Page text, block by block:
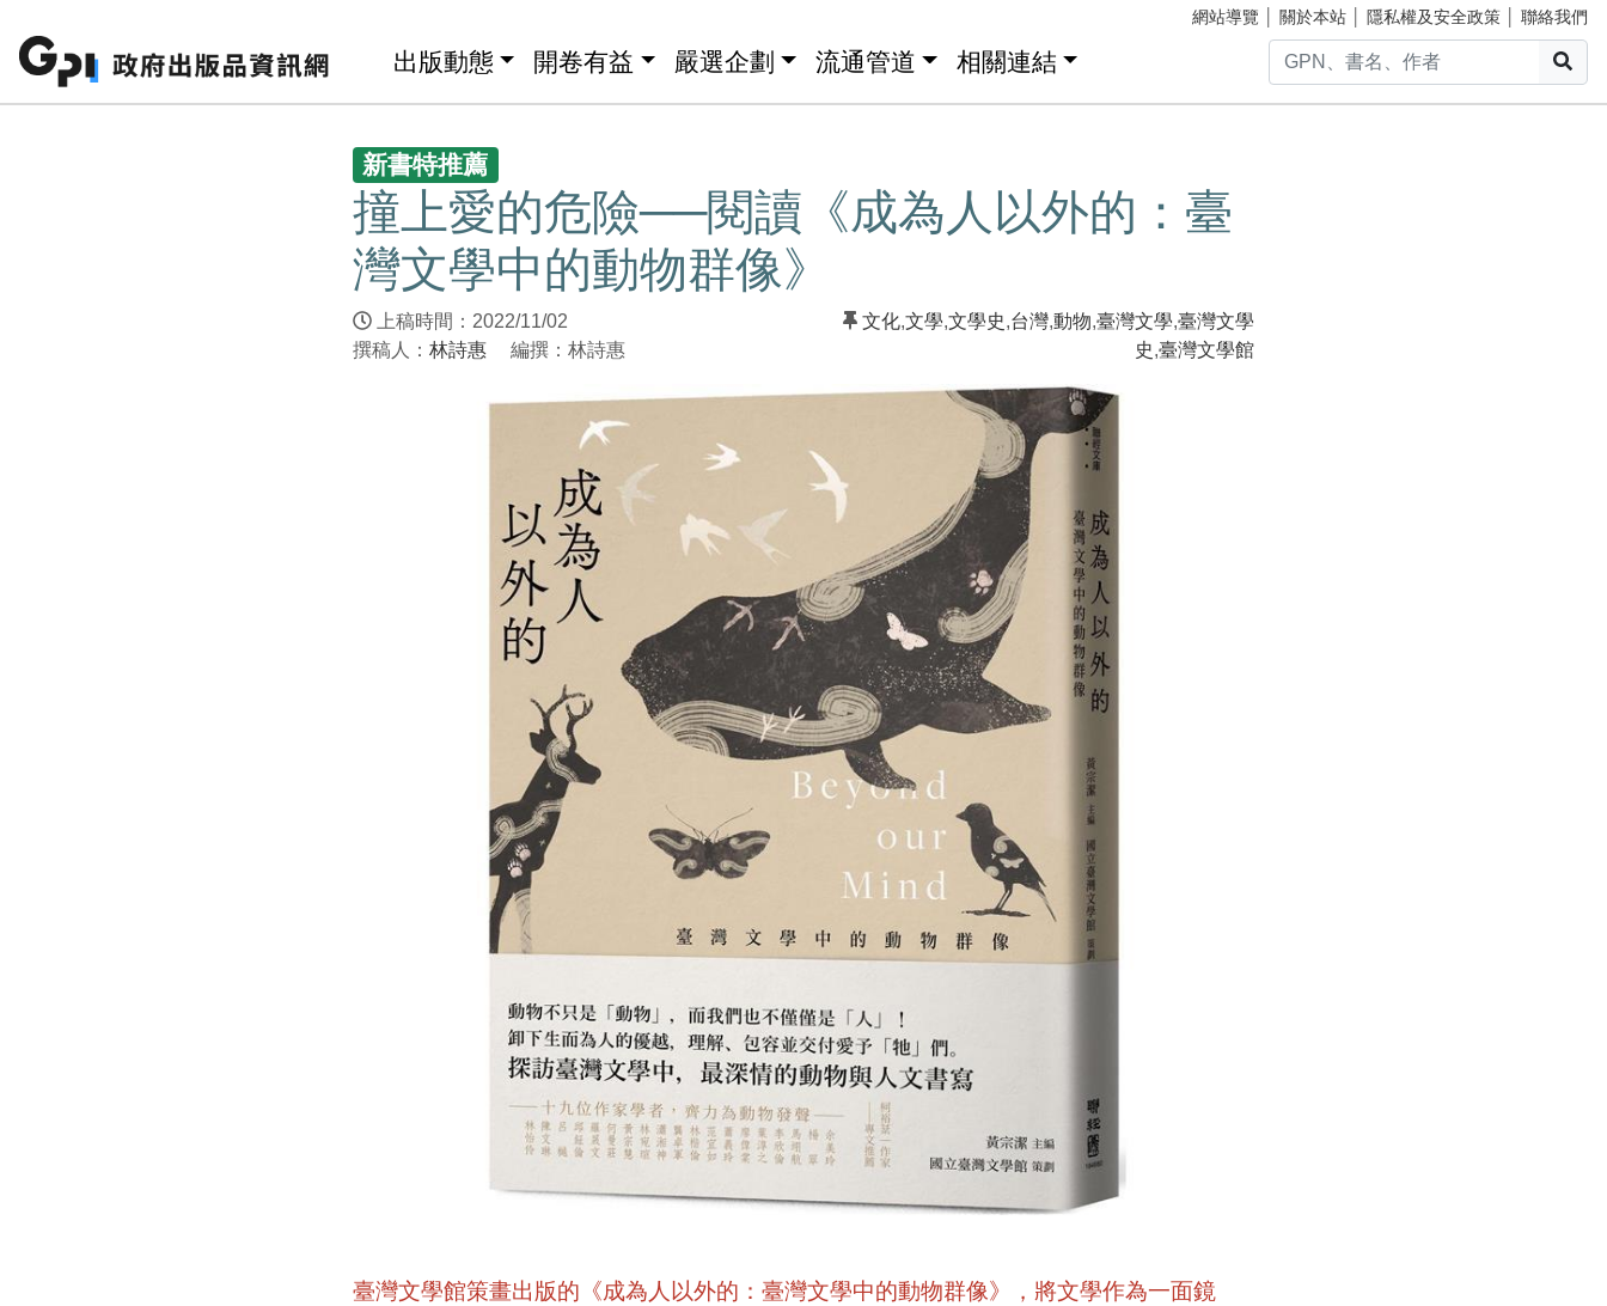
網站導覽 關於本站 隱私權及安全政策 聯絡我們
出版動態 開卷有益 嚴選企劃 流通管道 相關連結
新書特推薦
撞上愛的危險──閱讀《成為人以外的：臺
灣文學中的動物群像》
上稿時間：2022/11/02
撰稿人： 林詩惠 編撰：林詩惠
文化,文學,文學史,台灣,動物,臺灣文學,臺灣文學
史,臺灣文學館
臺灣文學館策畫出版的《成為人以外的：臺灣文學中的動物群像》，將文學作為一面鏡